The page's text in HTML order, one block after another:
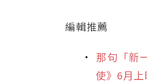
編輯推薦
那句「新
使》6月上